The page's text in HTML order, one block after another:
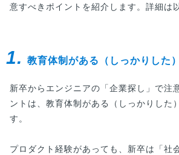
意すべきポイントを紹介します。詳細は
1. 教育体制がある（しっかりした
新卒からエンジニアの「企業探し」で注
ントは、教育体制がある（しっかりした
す。
プロダクト経験があっても、新卒は「社